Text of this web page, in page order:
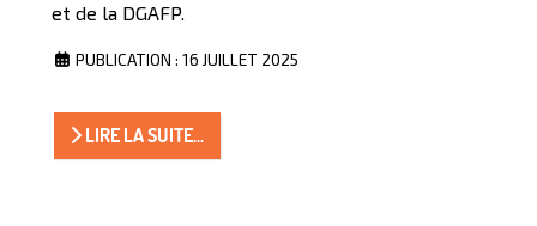
et de la DGAFP.
PUBLICATION : 16 JUILLET 2025
LIRE LA SUITE...